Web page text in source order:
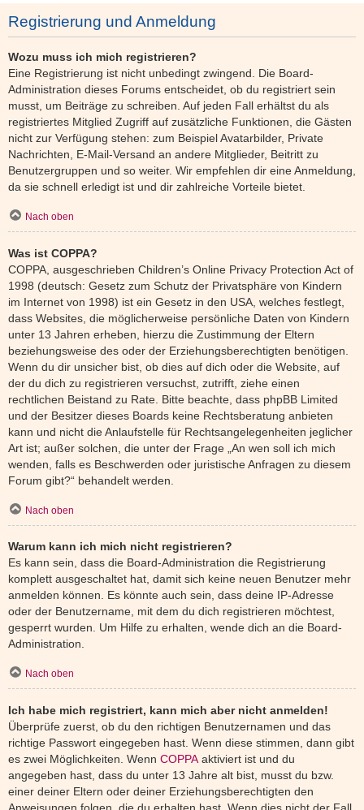
Registrierung und Anmeldung
Wozu muss ich mich registrieren?
Eine Registrierung ist nicht unbedingt zwingend. Die Board-
Administration dieses Forums entscheidet, ob du registriert sein
musst, um Beiträge zu schreiben. Auf jeden Fall erhältst du als
registriertes Mitglied Zugriff auf zusätzliche Funktionen, die Gästen
nicht zur Verfügung stehen: zum Beispiel Avatarbilder, Private
Nachrichten, E-Mail-Versand an andere Mitglieder, Beitritt zu
Benutzergruppen und so weiter. Wir empfehlen dir eine Anmeldung,
da sie schnell erledigt ist und dir zahlreiche Vorteile bietet.
Nach oben
Was ist COPPA?
COPPA, ausgeschrieben Children’s Online Privacy Protection Act of
1998 (deutsch: Gesetz zum Schutz der Privatsphäre von Kindern
im Internet von 1998) ist ein Gesetz in den USA, welches festlegt,
dass Websites, die möglicherweise persönliche Daten von Kindern
unter 13 Jahren erheben, hierzu die Zustimmung der Eltern
beziehungsweise des oder der Erziehungsberechtigten benötigen.
Wenn du dir unsicher bist, ob dies auf dich oder die Website, auf
der du dich zu registrieren versuchst, zutrifft, ziehe einen
rechtlichen Beistand zu Rate. Bitte beachte, dass phpBB Limited
und der Besitzer dieses Boards keine Rechtsberatung anbieten
kann und nicht die Anlaufstelle für Rechtsangelegenheiten jeglicher
Art ist; außer solchen, die unter der Frage „An wen soll ich mich
wenden, falls es Beschwerden oder juristische Anfragen zu diesem
Forum gibt?“ behandelt werden.
Nach oben
Warum kann ich mich nicht registrieren?
Es kann sein, dass die Board-Administration die Registrierung
komplett ausgeschaltet hat, damit sich keine neuen Benutzer mehr
anmelden können. Es könnte auch sein, dass deine IP-Adresse
oder der Benutzername, mit dem du dich registrieren möchtest,
gesperrt wurden. Um Hilfe zu erhalten, wende dich an die Board-
Administration.
Nach oben
Ich habe mich registriert, kann mich aber nicht anmelden!
Überprüfe zuerst, ob du den richtigen Benutzernamen und das
richtige Passwort eingegeben hast. Wenn diese stimmen, dann gibt
es zwei Möglichkeiten. Wenn COPPA aktiviert ist und du
angegeben hast, dass du unter 13 Jahre alt bist, musst du bzw.
einer deiner Eltern oder deiner Erziehungsberechtigten den
Anweisungen folgen, die du erhalten hast. Wenn dies nicht der Fall